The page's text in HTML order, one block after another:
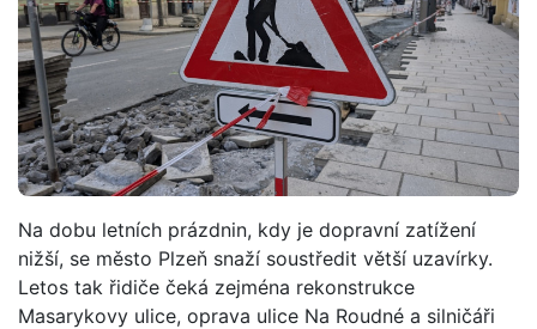
Na dobu letních prázdnin, kdy je dopravní zatížení
nižší, se město Plzeň snaží soustředit větší uzavírky.
Letos tak řidiče čeká zejména rekonstrukce
Masarykovy ulice, oprava ulice Na Roudné a silničáři